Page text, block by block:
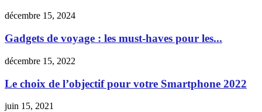
décembre 15, 2024
Gadgets de voyage : les must-haves pour les...
décembre 15, 2022
Le choix de l’objectif pour votre Smartphone 2022
juin 15, 2021